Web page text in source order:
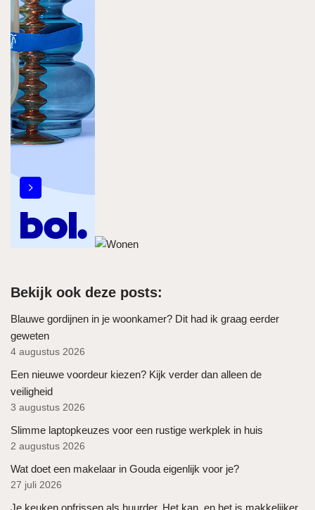
Bekijk ook deze posts:
Blauwe gordijnen in je woonkamer? Dit had ik graag eerder
geweten
4 augustus 2026
Een nieuwe voordeur kiezen? Kijk verder dan alleen de
veiligheid
3 augustus 2026
Slimme laptopkeuzes voor een rustige werkplek in huis
2 augustus 2026
Wat doet een makelaar in Gouda eigenlijk voor je?
27 juli 2026
Je keuken opfrissen als huurder. Het kan, en het is makkelijker